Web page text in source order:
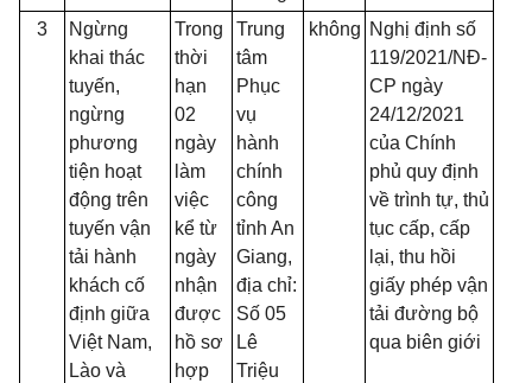
3
Ngừng
khai thác
tuyến,
ngừng
phương
tiện hoạt
động trên
tuyến vận
tải hành
khách cố
định giữa
Việt Nam,
Lào và
Trong
thời
hạn
02
ngày
làm
việc
kể từ
ngày
nhận
được
hồ sơ
hợp
Trung
tâm
Phục
vụ
hành
chính
công
tỉnh An
Giang,
địa chỉ:
Số 05
Lê
Triệu
không Nghị định số
119/2021/NĐ-
CP ngày
24/12/2021
của Chính
phủ quy định
về trình tự, thủ
tục cấp, cấp
lại, thu hồi
giấy phép vận
tải đường bộ
qua biên giới